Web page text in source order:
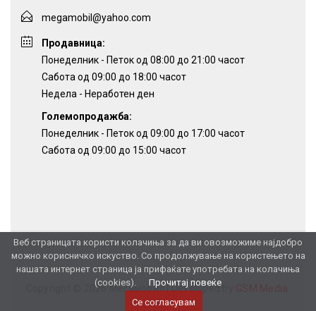
Веб страницата користи колачиња за да ви овозможиме најдобро
можно корисничко искуство. Со продолжување на користењето на
нашата интернет страница ја прифаќате употребата на колачиња
(cookies).
Прочитај повеќе
Се согласувам
megamobil@yahoo.com
Продавница:
Понеделник - Петок од 08:00 до 21:00 часот
Сабота од 09:00 до 18:00 часот
Недела - Неработен ден
Големопродажба:
Понеделник - Петок од 09:00 до 17:00 часот
Сабота од 09:00 до 15:00 часот
Copyright © 2026 Мегамобил |Developed by